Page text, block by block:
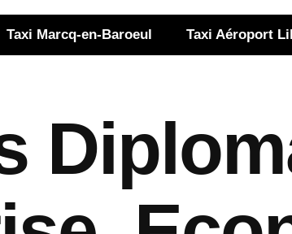
Taxi Marcq-en-Baroeul Taxi Aéroport